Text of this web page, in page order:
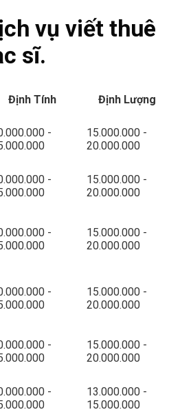
vụ viết thuê
sĩ.
Định Tính Định Lượng
-
15.000.000 -
20.000.000
-
15.000.000 -
20.000.000
-
15.000.000 -
20.000.000
-
15.000.000 -
20.000.000
-
15.000.000 -
20.000.000
-
13.000.000 -
15.000.000